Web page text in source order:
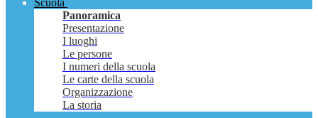
Scuola
Panoramica
Presentazione
I luoghi
Le persone
I numeri della scuola
Le carte della scuola
Organizzazione
La storia